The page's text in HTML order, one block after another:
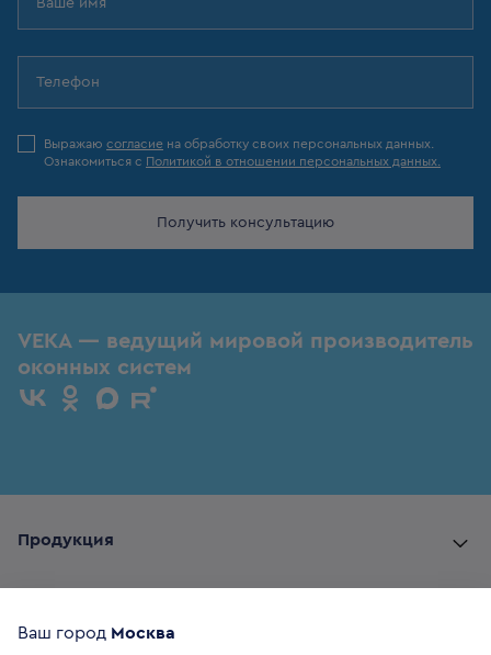
Выражаю согласие на обработку своих персональных данных.
Ознакомиться с Политикой в отношении персональных данных.
Получить консультацию
VEKA — ведущий мировой производитель
оконных систем
Продукция
Ваш город Москва